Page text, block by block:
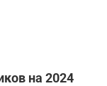
на 2024